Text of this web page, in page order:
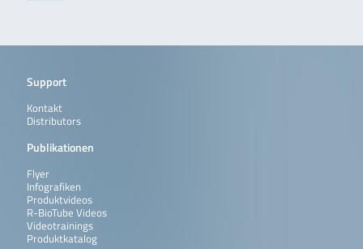
Support
Kontakt
Distributors
Publikationen
Flyer
Infografiken
Produktvideos
R-BioTube Videos
Videotrainings
Produktkatalog